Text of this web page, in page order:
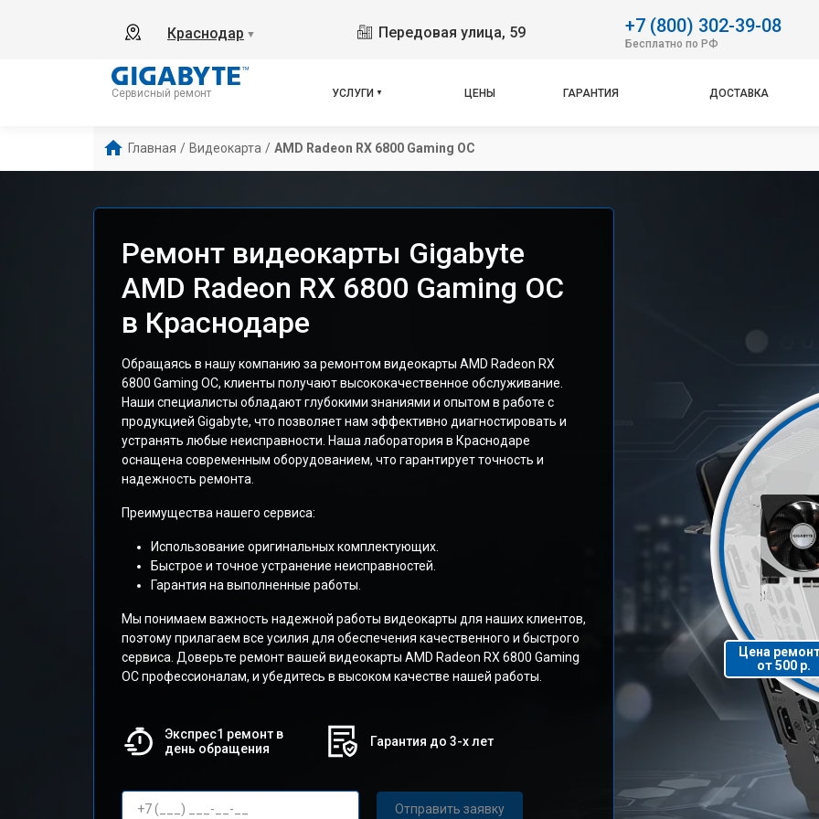
Краснодар ▼ Передовая улица, 59 +7 (800) 302-39-08
Бесплатно по РФ
Сервисный ремонт УСЛУГИ ЦЕНЫ ГАРАНТИЯ ДОСТАВКА
Главная / Видеокарта / AMD Radeon RX 6800 Gaming OC
Ремонт видеокарты Gigabyte
AMD Radeon RX 6800 Gaming OC
в Краснодаре
Обращаясь в нашу компанию за ремонтом видеокарты AMD Radeon RX
6800 Gaming OC, клиенты получают высококачественное обслуживание.
Наши специалисты обладают глубокими знаниями и опытом в работе с
продукцией Gigabyte, что позволяет нам эффективно диагностировать и
устранять любые неисправности. Наша лаборатория в Краснодаре
оснащена современным оборудованием, что гарантирует точность и
надежность ремонта.
Преимущества нашего сервиса:
Использование оригинальных комплектующих.
Быстрое и точное устранение неисправностей.
Гарантия на выполненные работы.
Мы понимаем важность надежной работы видеокарты для наших клиентов,
поэтому прилагаем все усилия для обеспечения качественного и быстрого
сервиса. Доверьте ремонт вашей видеокарты AMD Radeon RX 6800 Gaming
OC профессионалам, и убедитесь в высоком качестве нашей работы.
Экспрес1 ремонт в
день обращения
Гарантия до 3-х лет
Отправить заявку
Цена
от 500 р.